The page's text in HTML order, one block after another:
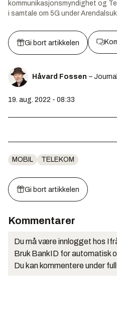
kommunikasjonsmyndighet og
i samtale om 5G under
Gi bort artikkelen
Håvard Fossen –
19. aug. 2022 - 08:33
MOBIL TELEKOM
Gi bort artikkelen
Kommentarer
Du må være innlogget hos
Bruk BankID for automatisk
Du kan kommentere under